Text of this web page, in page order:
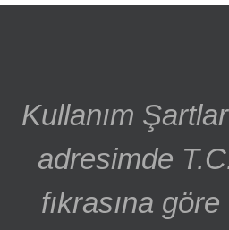
Kullanım
adresimde
fıkrasına